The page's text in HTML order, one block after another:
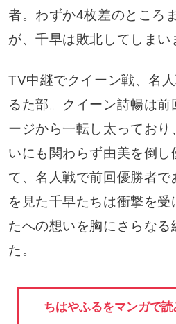
者。わずか4枚差のところ
が、千早は敗北してしまい
TV中継でクイーン戦、名
るた部。クイーン詩暢は前
ージから一転し太っており
いにも関わらず由美を倒し
て、名人戦で前回優勝者
を見た千早たちは衝撃を受
たへの想いを胸にさらなる
た。
ちはやふるをマンガで